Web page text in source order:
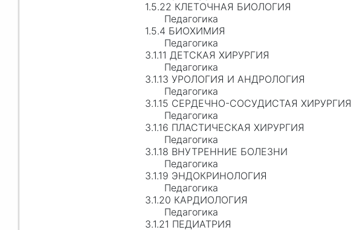
1.5.22 КЛЕТОЧНАЯ БИОЛОГИЯ
Педагогика
1.5.4 БИОХИМИЯ
Педагогика
3.1.11 ДЕТСКАЯ ХИРУРГИЯ
Педагогика
3.1.13 УРОЛОГИЯ И АНДРОЛОГИЯ
Педагогика
3.1.15 СЕРДЕЧНО-СОСУДИСТАЯ ХИРУРГИЯ
Педагогика
3.1.16 ПЛАСТИЧЕСКАЯ ХИРУРГИЯ
Педагогика
3.1.18 ВНУТРЕННИЕ БОЛЕЗНИ
Педагогика
3.1.19 ЭНДОКРИНОЛОГИЯ
Педагогика
3.1.20 КАРДИОЛОГИЯ
Педагогика
3.1.21 ПЕДИАТРИЯ